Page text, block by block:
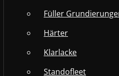
Füller
Härter
Klarlacke
Standofleet